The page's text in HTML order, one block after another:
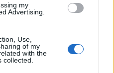
my
Advertising.
Use,
of my
with the
le a budapesti
az egyik kocsira,